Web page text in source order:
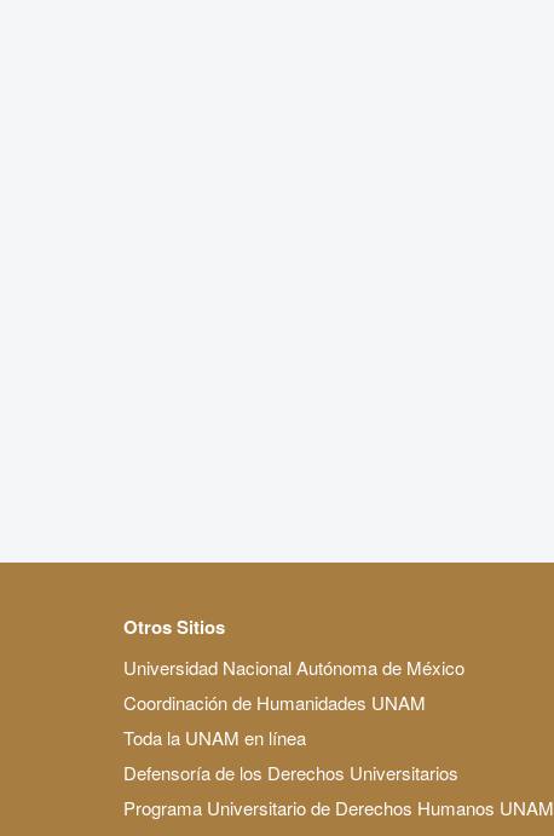
Otros Sitios
Universidad Nacional Autónoma de México
Coordinación de Humanidades UNAM
Toda la UNAM en línea
Defensoría de los Derechos Universitarios
Programa Universitario de Derechos Humanos UNAM